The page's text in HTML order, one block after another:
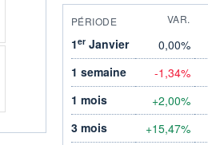
PÉRIODE VAR.
1erJanvier 0,00%
1 semaine
-1,34%
1 mois
+2,00%
3 mois
+15,47%